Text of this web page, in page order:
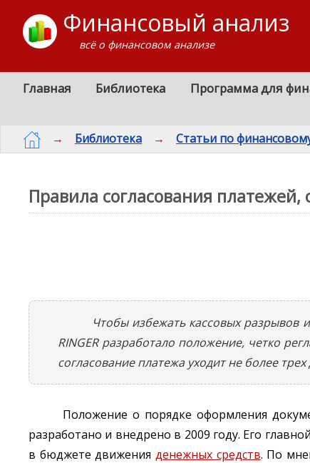
Финансовый анализ
всё о финансовом анализе
Главная Библиотека Программа для
→ Библиотека → Статьи по
Правила согласования
Чтобы избежать кассовых разрывов
RINGER разработало положение, четко
согласование платежа уходит не более
Положение о порядке оформления
разработано и внедрено в 2009 году. Его
в бюджете движения денежных средств. По